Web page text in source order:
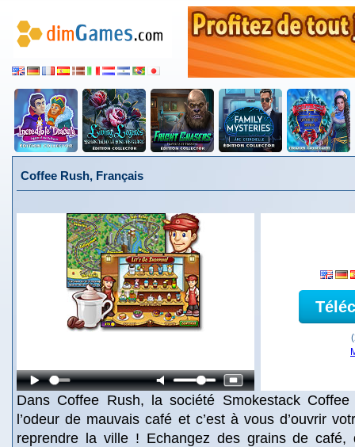
Coffee Rush, Français
Dans Coffee Rush, la société Smokestack
l’odeur de mauvais café et c’est à vous d’ouvrir
reprendre la ville ! Echangez des grains de